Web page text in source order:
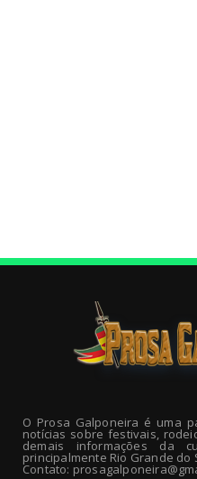
O Prosa Galponeira é uma
notícias sobre festivais,
demais informações da
principalmente Rio Grande do
Contato: